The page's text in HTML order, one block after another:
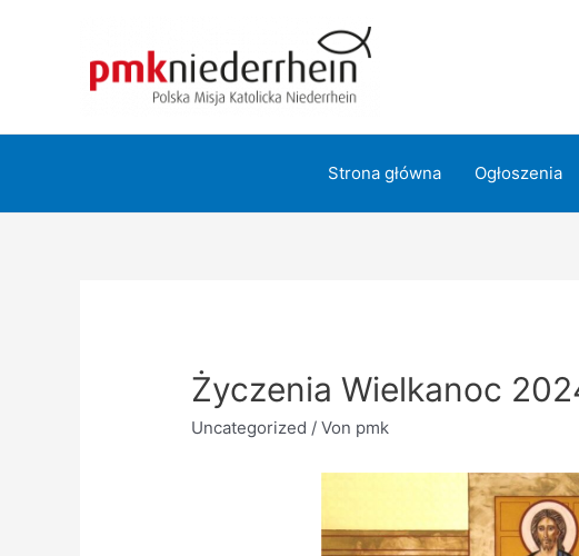
Strona główna Ogłoszenia
Życzenia Wielkanoc
Uncategorized / Von pmk